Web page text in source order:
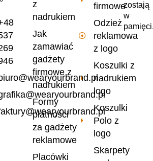
zostają
w
firmowe
Odzież
reklamowa
z logo
Koszulki z
nadrukiem
logo
Koszulki
Polo z
logo
Skarpety
z
nadrukiem
Jak
zamawiać
gadżety
firmowe z
nadrukiem
Formy
płatności
za gadżety
reklamowe
Placówki